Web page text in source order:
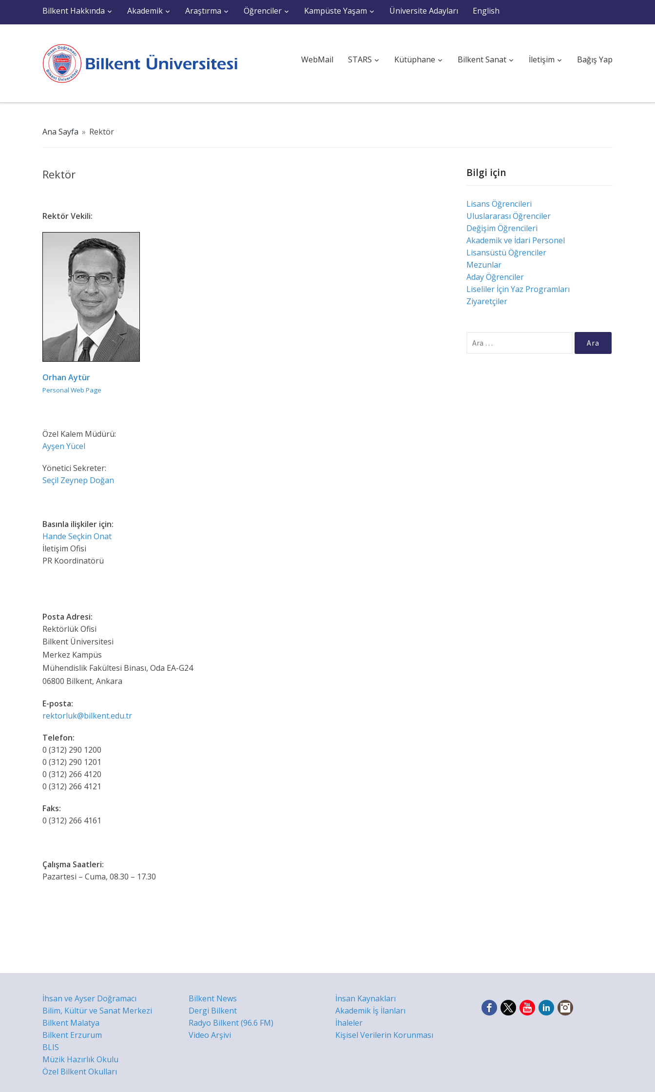
Bilkent Hakkında Akademik Araştırma Öğrenciler Kampüste Yaşam Üniversite Adayları English
WebMail STARS Kütüphane Bilkent Sanat İletişim Bağış Yap
Ana Sayfa » Rektör
Rektör
Rektör Vekili:
Orhan Aytür
Personal Web Page
Özel Kalem Müdürü:
Ayşen Yücel
Yönetici Sekreter:
Seçil Zeynep Doğan
Basınla ilişkiler için:
Hande Seçkin Onat
İletişim Ofisi
PR Koordinatörü
Posta Adresi:
Rektörlük Ofisi
Bilkent Üniversitesi
Merkez Kampüs
Mühendislik Fakültesi Binası, Oda EA-G24
06800 Bilkent, Ankara
E-posta:
rektorluk@bilkent.edu.tr
Telefon:
0 (312) 290 1200
0 (312) 290 1201
0 (312) 266 4120
0 (312) 266 4121
Faks:
0 (312) 266 4161
Çalışma Saatleri:
Pazartesi – Cuma, 08.30 – 17.30
Bilgi için
Lisans Öğrencileri
Uluslararası Öğrenciler
Değişim Öğrencileri
Akademik ve İdari Personel
Lisansüstü Öğrenciler
Mezunlar
Aday Öğrenciler
Liseliler İçin Yaz Programları
Ziyaretçiler
İhsan ve Ayser Doğramacı
Bilim, Kültür ve Sanat Merkezi
Bilkent Malatya
Bilkent Erzurum
BLIS
Müzik Hazırlık Okulu
Özel Bilkent Okulları
Bilkent News
Dergi Bilkent
Radyo Bilkent (96.6 FM)
Video Arşivi
İnsan Kaynakları
Akademik İş İlanları
İhaleler
Kişisel Verilerin Korunması